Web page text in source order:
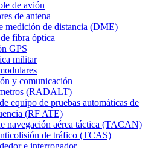
de avión
de antena
medición de distancia (DME)
fibra óptica
GPS
militar
y comunicación
(RADALT)
equipo de pruebas automáticas de
(RF ATE)
navegación aérea táctica (TACAN)
de tráfico (TCAS)